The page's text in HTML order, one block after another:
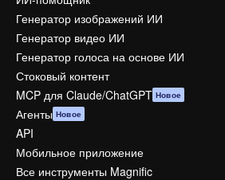
Генератор изображений ИИ
Генератор видео ИИ
Генератор голоса на основе ИИ
Стоковый контент
MCP для Claude/ChatGPT Новое
Агенты Новое
API
Мобильное приложение
Все инструменты Magnific